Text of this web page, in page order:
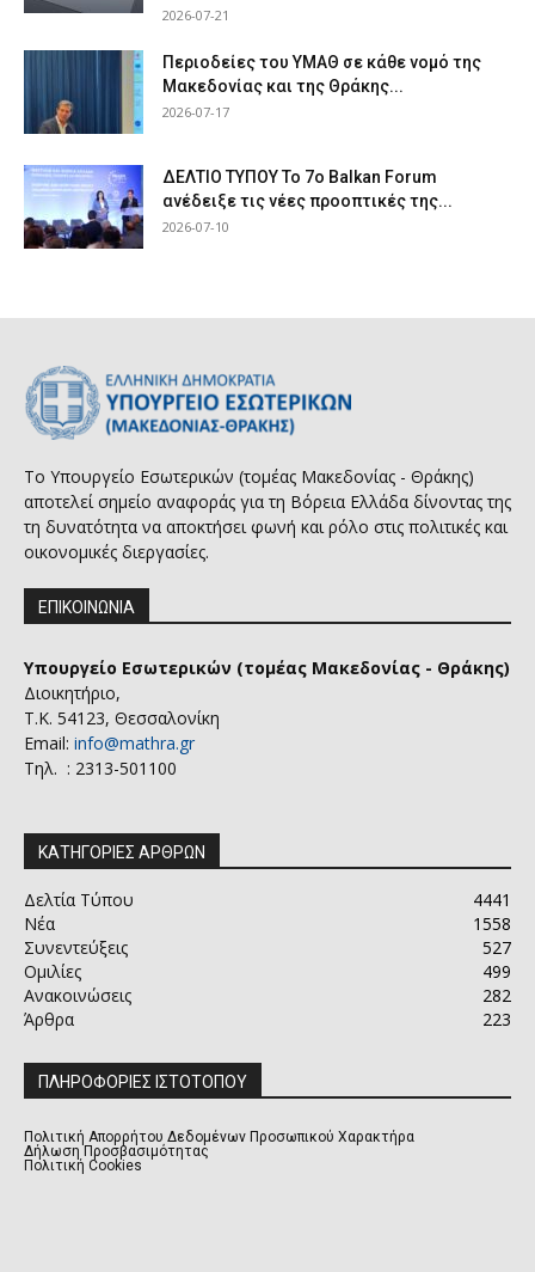
2026-07-21
Περιοδείες του ΥΜΑΘ σε κάθε νομό της
Μακεδονίας και της Θράκης...
2026-07-17
ΔΕΛΤΙΟ ΤΥΠΟΥ Το 7ο Balkan Forum
ανέδειξε τις νέες προοπτικές της...
2026-07-10
Το Υπουργείο Εσωτερικών (τομέας Μακεδονίας - Θράκης)
αποτελεί σημείο αναφοράς για τη Βόρεια Ελλάδα δίνοντας της
τη δυνατότητα να αποκτήσει φωνή και ρόλο στις πολιτικές και
οικονομικές διεργασίες.
ΕΠΙΚΟΙΝΩΝΙΑ
Υπουργείο Εσωτερικών (τομέας Μακεδονίας - Θράκης)
Διοικητήριο,
Τ.Κ. 54123, Θεσσαλονίκη
Email: info@mathra.gr
Τηλ. : 2313-501100
ΚΑΤΗΓΟΡΙΕΣ ΑΡΘΡΩΝ
Δελτία Τύπου
4441
Νέα
1558
Συνεντεύξεις
527
Ομιλίες
499
Ανακοινώσεις
282
Άρθρα
223
ΠΛΗΡΟΦΟΡΙΕΣ ΙΣΤΟΤΟΠΟΥ
Πολιτική Απορρήτου Δεδομένων Προσωπικού Χαρακτήρα
Δήλωση Προσβασιμότητας
Πολιτική Cookies